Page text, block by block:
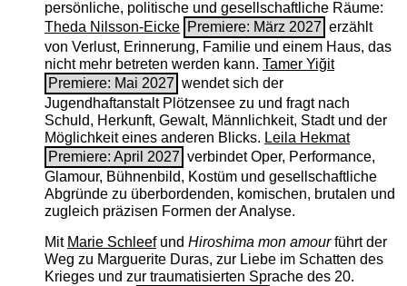
persönliche, politische und gesellschaftliche Räume:
Theda Nilsson-Eicke Premiere: März 2027 erzählt
von Verlust, Erinnerung, Familie und einem Haus, das
nicht mehr betreten werden kann. Tamer Yiğit
Premiere: Mai 2027 wendet sich der
Jugendhaftanstalt Plötzensee zu und fragt nach
Schuld, Herkunft, Gewalt, Männlichkeit, Stadt und der
Möglichkeit eines anderen Blicks. Leila Hekmat
Premiere: April 2027 verbindet Oper, Performance,
Glamour, Bühnenbild, Kostüm und gesellschaftliche
Abgründe zu überbordenden, komischen, brutalen und
zugleich präzisen Formen der Analyse.
Mit Marie Schleefund Hiroshima mon amourführt der
Weg zu Marguerite Duras, zur Liebe im Schatten des
Krieges und zur traumatisierten Sprache des 20.